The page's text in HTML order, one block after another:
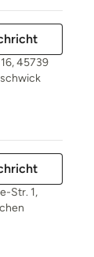
45739
Str. 1,